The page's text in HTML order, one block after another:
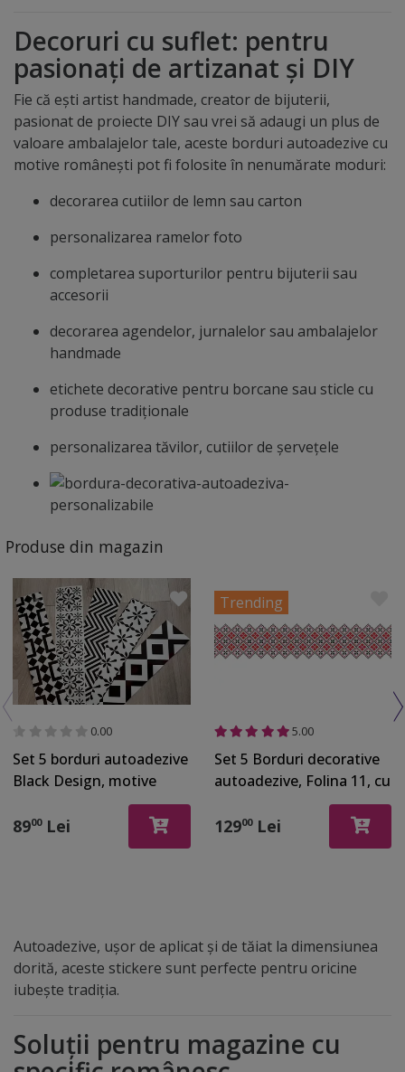
Decoruri cu suflet: pentru
pasionați de artizanat și DIY
Fie că ești artist handmade, creator de bijuterii,
pasionat de proiecte DIY sau vrei să adaugi un plus de
valoare ambalajelor tale, aceste borduri autoadezive cu
motive românești pot fi folosite în nenumărate moduri:
decorarea cutiilor de lemn sau carton
personalizarea ramelor foto
completarea suporturilor pentru bijuterii sau
accesorii
decorarea agendelor, jurnalelor sau ambalajelor
handmade
etichete decorative pentru borcane sau sticle cu
produse tradiționale
personalizarea tăvilor, cutiilor de șervețele
Produse din magazin
0.00
Set 5 borduri autoadezive
Black Design, motive
geometrice negre, role de
10x100
8900Lei
Trending
5.00
Set 5 Borduri decorative
autoadezive, Folina 11, cu
motive tradiţionale
româneşti, role de 20x100
12900Lei
Autoadezive, ușor de aplicat și de tăiat la dimensiunea
dorită, aceste stickere sunt perfecte pentru oricine
iubește tradiția.
Soluții pentru magazine cu